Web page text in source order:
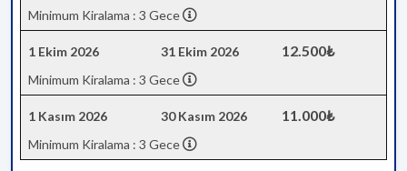
Minimum Kiralama : 3 Gece
1 Ekim 2026 31 Ekim 2026 12.500₺
Minimum Kiralama : 3 Gece
1 Kasım 2026 30 Kasım 2026 11.000₺
Minimum Kiralama : 3 Gece